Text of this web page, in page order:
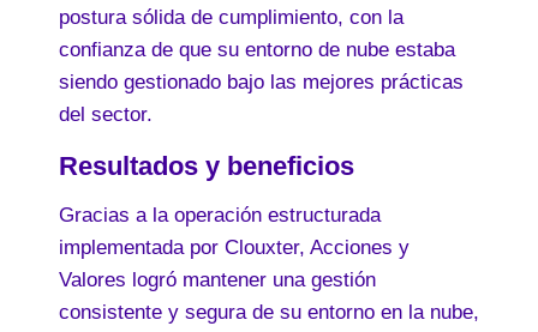
postura sólida de cumplimiento, con la
confianza de que su entorno de nube estaba
siendo gestionado bajo las mejores prácticas
del sector.
Resultados y beneficios
Gracias a la operación estructurada
implementada por Clouxter, Acciones y
Valores logró mantener una gestión
consistente y segura de su entorno en la nube,